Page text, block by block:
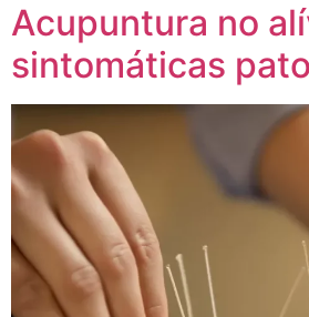
Acupuntura no
sintomáticas